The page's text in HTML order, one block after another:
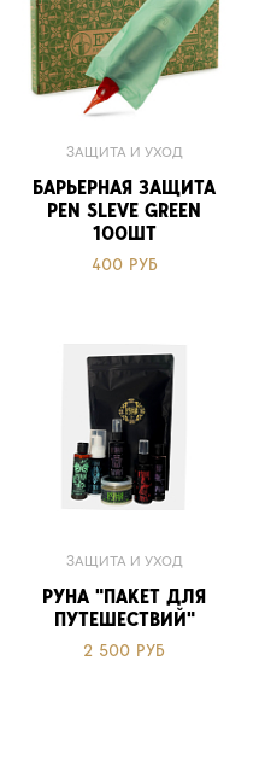
ЗАЩИТА И УХОД
БАРЬЕРНАЯ ЗАЩИТА
PEN SLEVE GREEN
100ШТ
400 РУБ
ЗАЩИТА И УХОД
РУНА "ПАКЕТ ДЛЯ
ПУТЕШЕСТВИЙ"
2 500 РУБ